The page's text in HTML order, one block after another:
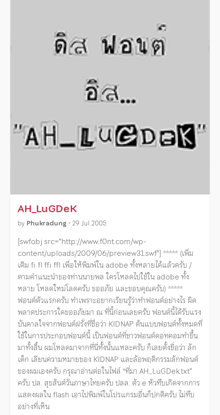
AH_LuGDeK
by Phukradung • 29 Jul 2005
[swfobj src=”http://www.f0nt.com/wp-
content/uploads/2009/06/preview31.swf”] ***** (เพิ่ม
เติม fi fl ffi ffl เพื่อให้พิมพ์ใน adobe ทั้งหลายได้แล้วครับ /
ตามคำแนะนำของท่านนายพล ใครโหลดไปใช้ใน adobe ทั้ง
หลาย โหลดใหม่โลดครับ ขออภัย และขอบคุณครับ) *****
ฟอนต์ตัวแรกครับ ทำเพราะอยากเรียนรู้ว่าทำฟอนต์อย่างไร ผิด
พลาดประการใดขออภัยมา ณ ที่นี้ก่อนเลยครับ ฟอนต์นี้ได้รับแรง
บันดาลใจจากฟอนต์ฝรั่งที่ชื่อว่า KIDNAP ต้นแบบฟอนต์ทั้งหมดที่
ใช้ในการประกอบฟอนต์นี้ เป็นฟอนต์ที่ชาวฟอนต์ดอทคอมทำขึ้น
มาทั้งสิ้น ผมโหลดมาจากที่นี่ทั้งนั้นแหละครับ ก็เลยตั้งชื่อว่า ลัก
เด็ก เลียนความหมายของ KIDNAP และล้อพฤติกรรมลักฟอนต์
ของผมเองครับ กรุณาอ่านต่อในไฟล์ “ที่มา AH_LuGDek.txt”
ครับ ปล. สุขสันต์วันภาษาไทยครับ ปลล. ตัว e หัวทึบเกิดจากการ
แสดงผลใน flash เอาไปพิมพ์ในโปรแกรมอื่นก็ปกติครับ ไม่ทึบ
อย่างที่เห็น